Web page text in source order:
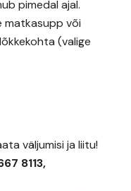
pimedal ajal.
matkasupp või
(valige
väljumisi ja liitu!
8113,